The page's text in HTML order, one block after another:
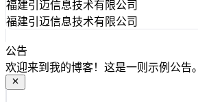
福建引迈信息技术有限公司
福建引迈信息技术有限公司
公告
欢迎来到我的博客！这是一则示例公告。